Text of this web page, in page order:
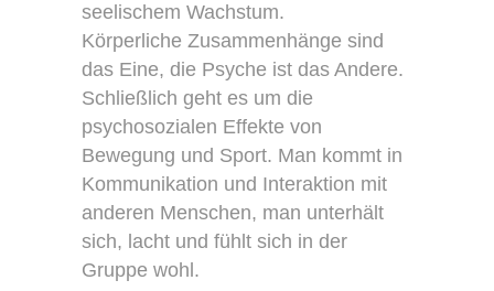
seelischem Wachstum.
Körperliche Zusammenhänge sind
das Eine, die Psyche ist das Andere.
Schließlich geht es um die
psychosozialen Effekte von
Bewegung und Sport. Man kommt in
Kommunikation und Interaktion mit
anderen Menschen, man unterhält
sich, lacht und fühlt sich in der
Gruppe wohl.